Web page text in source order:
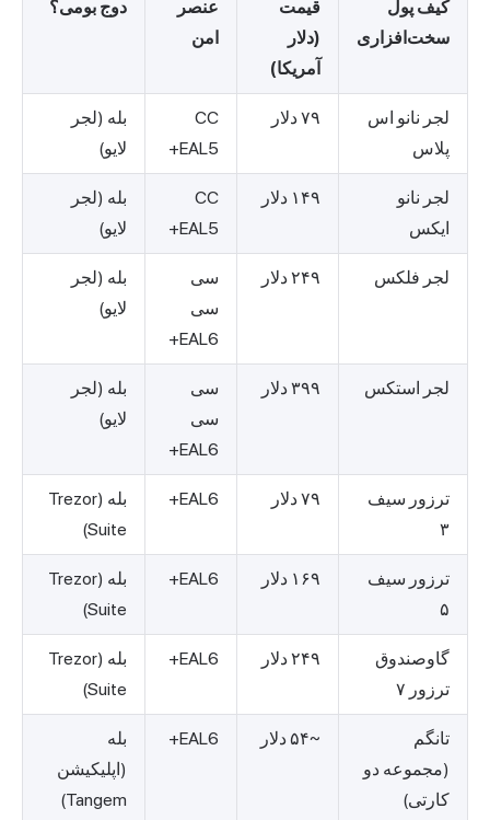
کیف پول
سخت‌افزاری
قیمت
(دلار
آمریکا)
عنصر
امن
دوج بومی؟
لجر نانو اس
پلاس
۷۹ دلار
CC
EAL5+
بله (لجر
لایو)
لجر نانو
ایکس
۱۴۹ دلار
CC
EAL5+
بله (لجر
لایو)
لجر فلکس ۲۴۹ دلار
سی
سی
EAL6+
بله (لجر
لایو)
لجر استکس ۳۹۹ دلار
سی
سی
EAL6+
بله (لجر
لایو)
ترزور سیف
۳
۷۹ دلار EAL6+
بله (Trezor
Suite)
ترزور سیف
۵
۱۶۹ دلار EAL6+
بله (Trezor
Suite)
گاوصندوق
ترزور ۷
۲۴۹ دلار EAL6+
بله (Trezor
Suite)
تانگم
(مجموعه دو
کارتی)
~۵۴ دلار EAL6+
بله
(اپلیکیشن
Tangem)